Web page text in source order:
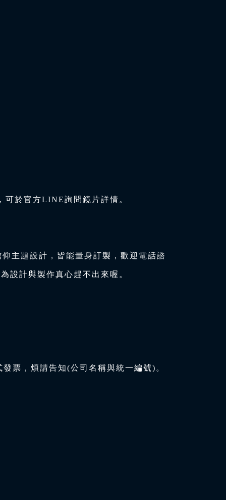
可於官方LINE詢問鏡片詳情。
主題設計，皆能量身訂製，歡迎電話諮
設計與製作真心趕不出來喔。
票，煩請告知(公司名稱與統一編號)。